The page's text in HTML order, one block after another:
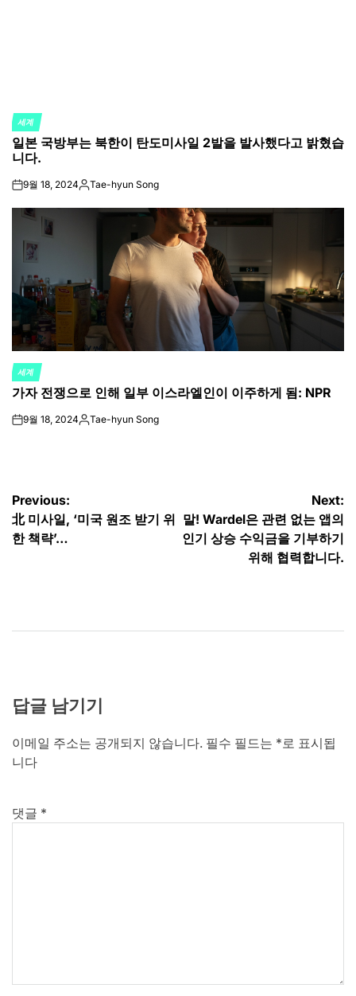
POSTED
IN
세계
일본 국방부는 북한이 탄도미사일 2발을 발사했다고 밝혔습
니다.
on9월 18, 2024Posted
Tae-hyun Song
POSTED
IN
세계
가자 전쟁으로 인해 일부 이스라엘인이 이주하게 됨: NPR
on9월 18, 2024Posted
Tae-hyun Song
글
탐
Previous:
北 미사일, ‘미국 원조 받기 위
한 책략’…
Next:
말! Wardel은 관련 없는 앱의
인기 상승 수익금을 기부하기
위해 협력합니다.
답글 남기기
이메일 주소는 공개되지 않습니다. 필수 필드는 *로 표시됩
니다
댓글 *